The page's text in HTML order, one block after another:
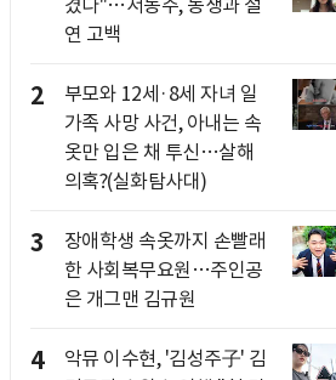
겼다"…서동주, 동생과 절
연 고백
2
부모와 12세·8세 자녀 일
가족 사망 사건, 아내는 속
옷만 입은 채 투신…살해
의혹?(실화탐사대)
3
장애학생 속옷까지 손빨래
한 사회복무요원…주인공
은 개그맨 김규원
4
악뮤 이수현, '김성주子' 김